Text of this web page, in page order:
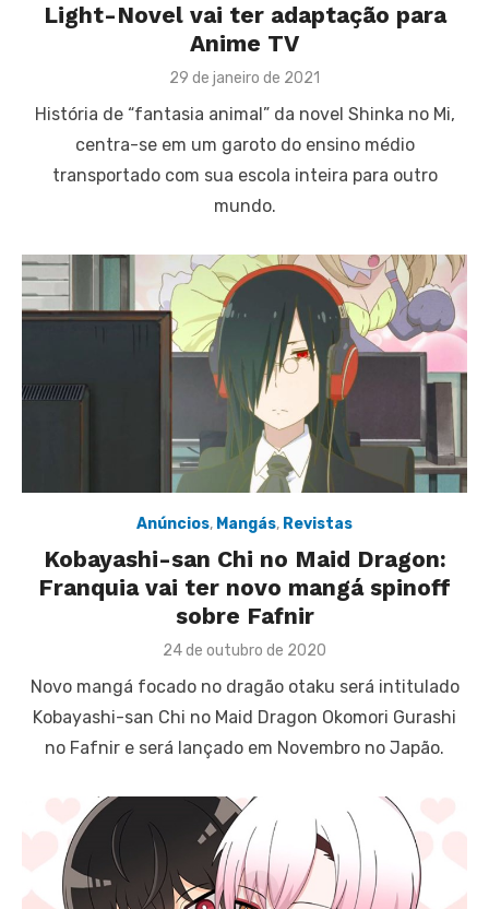
Light-Novel vai ter adaptação para
Anime TV
Posted
29 de janeiro de 2021
História de “fantasia animal” da novel Shinka no Mi,
centra-se em um garoto do ensino médio
transportado com sua escola inteira para outro
mundo.
Anúncios, Mangás, Revistas
Kobayashi-san Chi no Maid Dragon:
Franquia vai ter novo mangá spinoff
sobre Fafnir
Posted
24 de outubro de 2020
Novo mangá focado no dragão otaku será intitulado
Kobayashi-san Chi no Maid Dragon Okomori Gurashi
no Fafnir e será lançado em Novembro no Japão.